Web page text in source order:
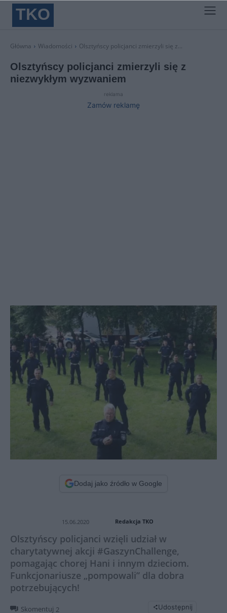
TKO
Główna Wiadomości Olsztyńscy policjanci zmierzyli się z...
Olsztyńscy policjanci zmierzyli się z
niezwykłym wyzwaniem
reklama
Zamów reklamę
Dodaj jako źródło w Google
15.06.2020 Redakcja TKO
Olsztyńscy policjanci wzięli udział w
charytatywnej akcji #GaszynChallenge,
pomagając chorej Hani i innym dzieciom.
Funkcjonariusze „pompowali” dla dobra
potrzebujących!
Skomentuj 2 Udostępnij